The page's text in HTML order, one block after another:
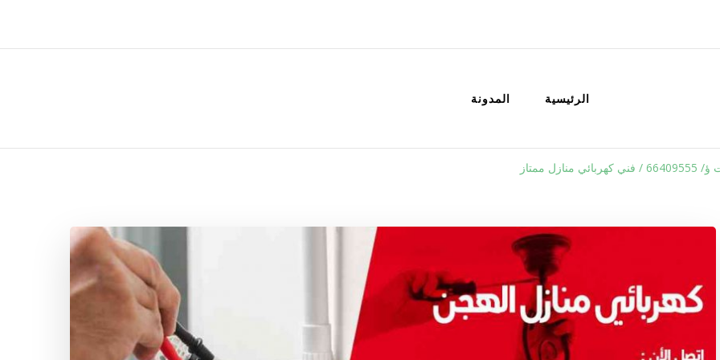
الرئيسية المدونة
ممتاز